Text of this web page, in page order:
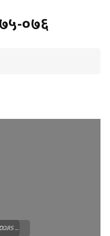
०७६
... ...